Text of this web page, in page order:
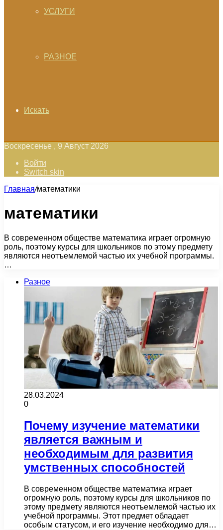
УСЛУГИ
РАЗНОЕ
Искать
Воскресенье , 9 Август 2026
Войти
Switch skin
Главная/математики
математики
В современном обществе математика играет огромную
роль, поэтому курсы для школьников по этому предмету
являются неотъемлемой частью их учебной программы.
…
Разное
28.03.2024
0
Почему изучение математики
является важным и
необходимым для развития
умственных способностей
В современном обществе математика играет
огромную роль, поэтому курсы для школьников по
этому предмету являются неотъемлемой частью их
учебной программы. Этот предмет обладает
особым статусом, и его изучение необходимо для…